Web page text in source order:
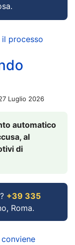
processo
Luglio 2026
automatico
al
di
+39 335
Roma.